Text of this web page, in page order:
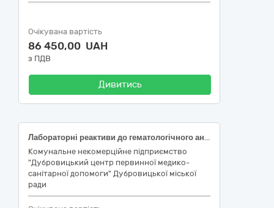
Очікувана вартість
86 450,00 UAH
з ПДВ
Дивитись
Лабораторні реактиви до гематологічного аналізатора Zybio Z3/Z3 CRP
Комунальне некомерційне підприємство
"Дубровицький центр первинної медико-
санітарної допомоги" Дубровицької міської
ради